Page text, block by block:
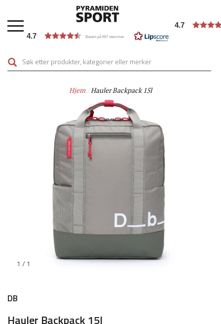
hovedinnhold
4.7 Basert på 667 stemmer
4.7
Hjem Hauler Backpack 15l
1 / 1
DB
Hauler Backpack 15l